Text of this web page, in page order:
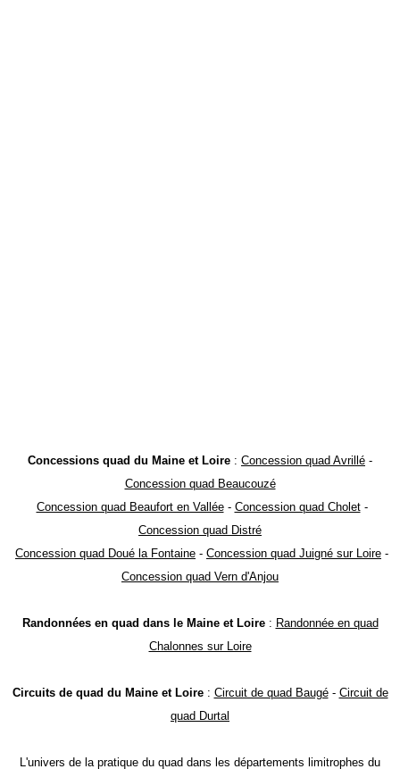
Concessions quad du Maine et Loire : Concession quad Avrillé -
Concession quad Beaucouzé
Concession quad Beaufort en Vallée- Concession quad Cholet-
Concession quad Distré
Concession quad Doué la Fontaine - Concession quad Juigné sur Loire -
Concession quad Vern d'Anjou
Randonnées en quad dans le Maine et Loire: Randonnée en quad
Chalonnes sur Loire
Circuits de quad du Maine et Loire: Circuit de quad Baugé- Circuit de
quad Durtal
L'univers de la pratique du quad dans les départements limitrophes du